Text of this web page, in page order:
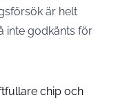
är helt
inte godkänts för
chip och